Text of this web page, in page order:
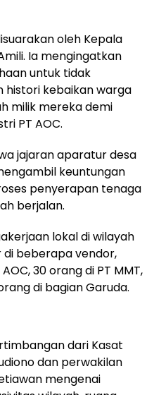
oleh Kepala
Ia mengingatkan
untuk tidak
histori kebaikan warga
milik mereka demi
PT AOC.
jajaran aparatur desa
keuntungan
penyerapan tenaga
berjalan.
lokal di wilayah
beberapa vendor,
30 orang di PT MMT,
di bagian Garuda.
dari Kasat
dan perwakilan
mengenai